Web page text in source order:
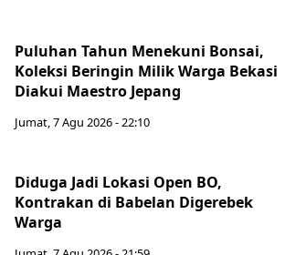
Puluhan Tahun Menekuni Bonsai,
Koleksi Beringin Milik Warga Bekasi
Diakui Maestro Jepang
Jumat, 7 Agu 2026 - 22:10
Diduga Jadi Lokasi Open BO,
Kontrakan di Babelan Digerebek
Warga